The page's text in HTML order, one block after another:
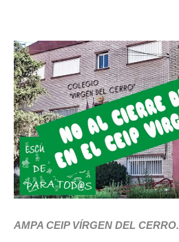
AMPA CEIP VÍRGEN DEL CERRO.